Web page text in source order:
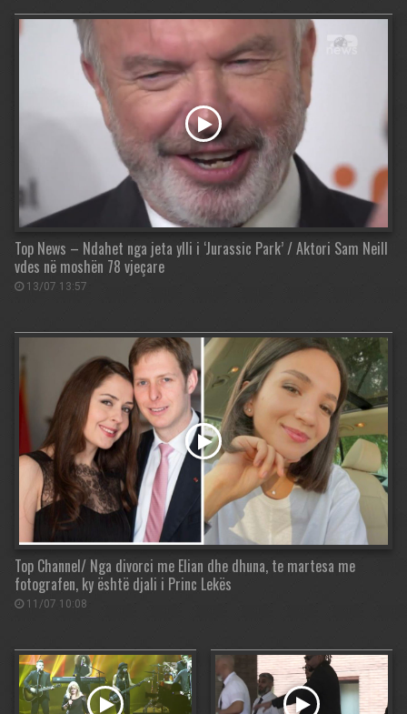
Top News – Ndahet nga jeta ylli i ‘Jurassic Park’ / Aktori Sam Neill
vdes në moshën 78 vjeçare
13/07 13:57
Top Channel/ Nga divorci me Elian dhe dhuna, te martesa me
fotografen, ky është djali i Princ Lekës
11/07 10:08